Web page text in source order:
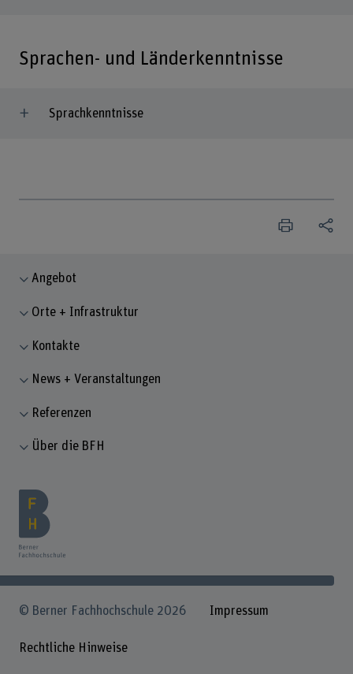
Sprachen- und Länderkenntnisse
Sprachkenntnisse
Angebot
Orte + Infrastruktur
Kontakte
News + Veranstaltungen
Referenzen
Über die BFH
© Berner Fachhochschule 2026 Impressum
Rechtliche Hinweise